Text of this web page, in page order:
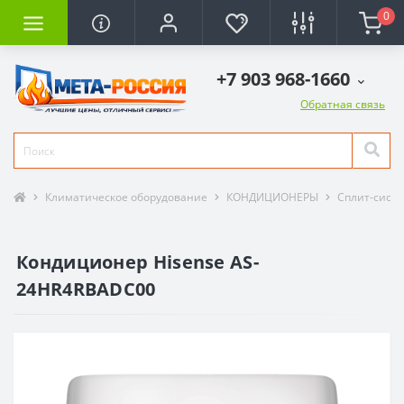
0
+7 903 968-1660
Обратная связь
Климатическое оборудование КОНДИЦИОНЕРЫ Сплит-
Кондиционер Hisense AS-
24HR4RBADC00